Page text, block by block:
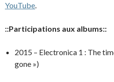
YouTube.
::Participations aux albums::
2015 – Electronica 1 : The
gone »)